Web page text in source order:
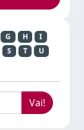
G H
I
S T
U